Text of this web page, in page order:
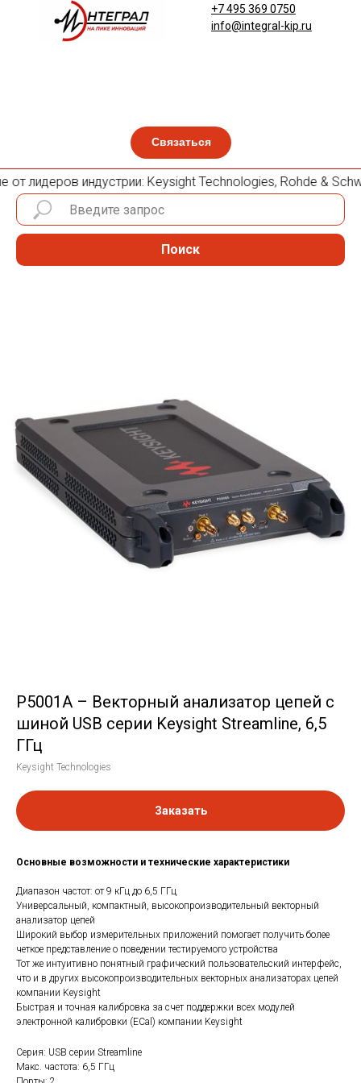
Связаться
+7 495 369 0750
info@integral-kip.ru
лидеров индустрии: Keysight Technologies, Rohde &
Поиск
P5001A – Векторный анализатор цепей с
шиной USB серии Keysight Streamline, 6,5
ГГц
Keysight Technologies
Заказать
Основные возможности и технические характеристики
Диапазон частот: от 9 кГц до 6,5 ГГц
Универсальный, компактный, высокопроизводительный векторный
анализатор цепей
Широкий выбор измерительных приложений помогает получить более
четкое представление о поведении тестируемого устройства
Тот же интуитивно понятный графический пользовательский интерфейс,
что и в других высокопроизводительных векторных анализаторах цепей
компании Keysight
Быстрая и точная калибровка за счет поддержки всех модулей
электронной калибровки (ECal) компании Keysight
Серия: USB серии Streamline
Макс. частота: 6,5 ГГц